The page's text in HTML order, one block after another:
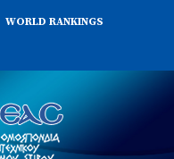
WORLD RANKINGS